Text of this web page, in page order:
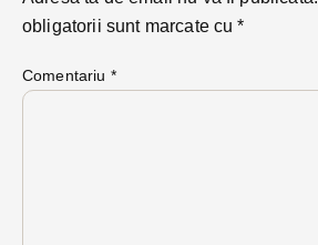
obligatorii sunt marcate cu*
Comentariu *